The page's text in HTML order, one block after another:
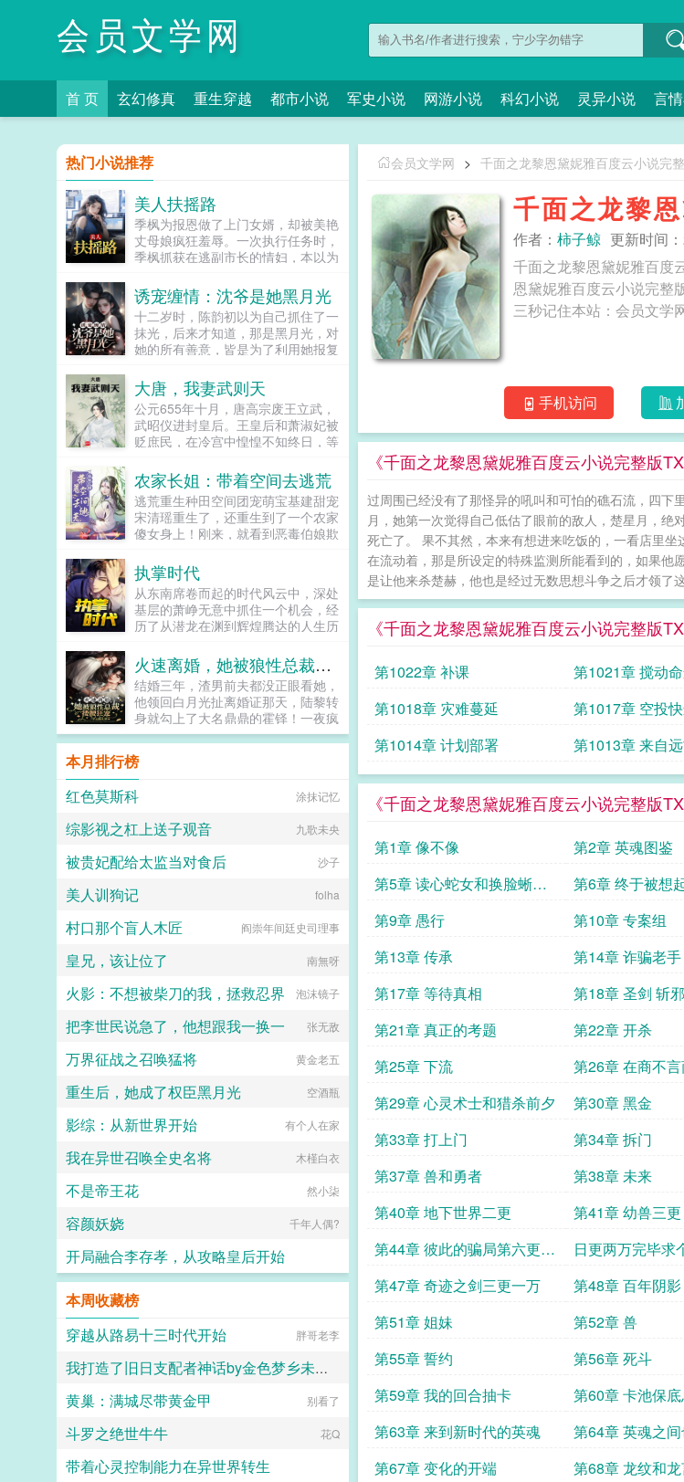
会员文学网
首 页 玄幻修真 重生穿越 都市小说 军史小说 网游小说 科幻小说 灵异小说 言
会员文学网 > 千面之龙黎恩黛妮雅百度云小说完
千面之龙黎
作者： 柿子鲸 更新时间
千面之龙黎恩黛妮雅百度
恩黛妮雅百度云小说完整
手机访问
《千面之龙黎恩黛妮雅百度云小说完整版
过周围已经没有了那怪异的吼叫和可怕的礁石流，四下
月，她第一次觉得自己低估了眼前的敌人，楚星月，
死亡了。 果不其然，本来有想进来吃饭的，一看店里
在流动着，那是所设定的特殊监测所能看到的，如果
是让他来杀楚赫，他也是经过无数思想斗争之后才领
《千面之龙黎恩黛妮雅百度云小说完整版
第1022章 补课 第1021章 搅动
第1018章 灾难蔓延
第1017章 空投
第1014章 计划部署
第1013章 来自
《千面之龙黎恩黛妮雅百度云小说完整版
第1章 像不像 第2章 英魂图鉴
第5章 读心蛇女和换脸蜥蜴
的爬虫类婚约
第6章 终于被想
务
第9章 愚行 第10章 专案组
第13章 传承 第14章 诈骗老手
第17章 等待真相
第18章 圣剑 斩
第21章 真正的考题
第22章 开杀
第25章 下流
第26章 在商不
第29章 心灵术士和猎杀前夕
第30章 黑金
第33章 打上门
第34章 拆门
第37章 兽和勇者
第38章 未来
第40章 地下世界二更
第41章 幼兽三更
第44章 彼此的骗局第六更两
万完成
日更两万完毕求
和订阅
第47章 奇迹之剑三更一万
第48章 百年阴影
第51章 姐妹
第52章 兽
第55章 誓约
第56章 死斗
第59章 我的回合抽卡
第60章 卡池保
吧
第63章 来到新时代的英魂
第64章 英魂之
第67章 变化的开端
第68章 龙纹和
热门小说推荐
美人扶摇路
季枫为报恩做了上门女婿，却被美艳
丈母娘疯狂羞辱。一次执行任务时，
季枫抓获在逃副市长的情妇，本以为
艳丈母娘的秘密利用这个秘密，季枫
翻身做主，开启跃升之路，青云直
上！...
诱宠缠情：沈爷是她黑月光
十二岁时，陈韵初以为自己抓住了一
抹光，后来才知道，那是黑月光，对
她的所有善意，皆是为了利用她报复
雨里落魄我又成了没人要的了他却说
我要。...
大唐，我妻武则天
公元655年十月，唐高宗废王立武，
武昭仪进封皇后。王皇后和萧淑妃被
贬庶民，在冷宫中惶惶不知终日，等
长孙无忌退居幕后，仍不死心，与关
陇贵族们暗中筹谋，寻求废掉武则天
皇后之位。许敬宗李义府等拥武派官
员摩拳擦掌，准备凭拥立皇后之功，
入阁宰事，封侯拜相。一场突如其来
他重新醒来时，大唐所有人的命运，
都将发生改变。...
农家长姐：带着空间去逃荒
逃荒重生种田空间团宠萌宝基建甜宠
宋清瑶重生了，还重生到了一个农家
傻女身上！刚来，就看到恶毒伯娘欺
了。刚解决了，就遇...
执掌时代
从东南席卷而起的时代风云中，深处
基层的萧峥无意中抓住一个机会，经
历了从潜龙在渊到辉煌腾达的人生历
火速离婚，她被狼性总裁搂腰狂宠
结婚三年，渣男前夫都没正眼看她，
他领回白月光扯离婚证那天，陆黎转
身就勾上了大名鼎鼎的霍铎！一夜疯
狂后，男人看着她低笑陆小姐，不打
算负责？陆黎转身不认人，他霍铎怎
么会缺女人！本以为不会再有交集，
可被他彻底缠上。某天他抵她在墙陆
小姐，咱俩床上挺搭的，霍太太的位
已，就连陆黎都没当真。后来热搜爆
眼圈抱起她乖，以后这些我来干...
本月排行榜
红色莫斯科
涂抹记忆
综影视之杠上送子观音 九歌未央
被贵妃配给太监当对食后 沙子
美人训狗记 folha
村口那个盲人木匠 阎崇年间廷史司理事
皇兄，该让位了 南無呀
火影：不想被柴刀的我，拯救忍界 泡沫镜子
把李世民说急了，他想跟我一换一 张无敌
万界征战之召唤猛将 黄金老五
重生后，她成了权臣黑月光 空酒瓶
影综：从新世界开始 有个人在家
我在异世召唤全史名将 木槿白衣
不是帝王花 然小柒
容颜妖娆 千年人偶?
开局融合李存孝，从攻略皇后开始
本周收藏榜
穿越从路易十三时代开始
胖哥老李
我打造了旧日支配者神话by金色梦乡未删减版
金色梦乡
黄巢：满城尽带黄金甲 别看了
斗罗之绝世牛牛 花Q
带着心灵控制能力在异世界转生